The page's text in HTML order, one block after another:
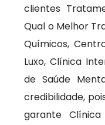
clientes
Qual o Melhor
Químicos,
Luxo, Clínica
de Saúde
credibilidade,
garante